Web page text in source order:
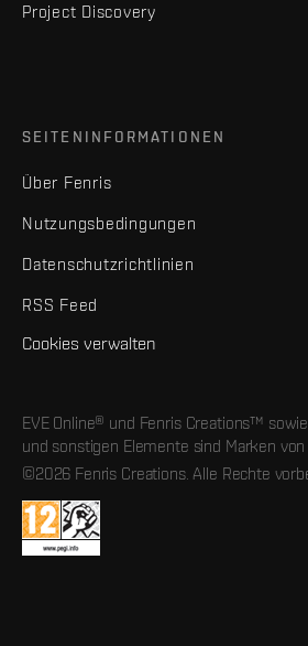
Project Discovery
SEITENINFORMATIONEN
Über Fenris
Nutzungsbedingungen
Datenschutzrichtlinien
RSS Feed
Cookies verwalten
EVE Online® und Fenris Creations™
und sonstigen Elemente sind Marken von
©2026 Fenris Creations. Alle Rechte